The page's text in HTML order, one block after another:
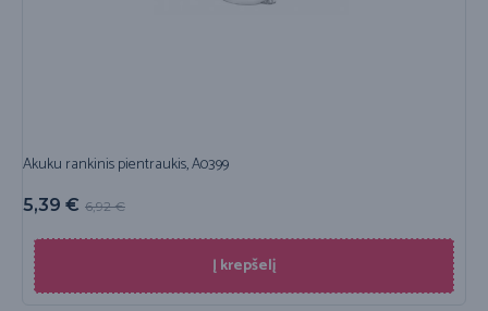
Akuku rankinis pientraukis, A0399
6,92€
5,39 €
Į krepšelį